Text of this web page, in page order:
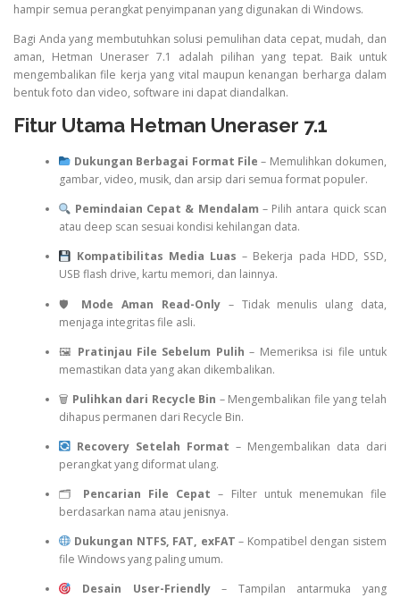
hampir semua perangkat penyimpanan yang digunakan di Windows.
Bagi Anda yang membutuhkan solusi pemulihan data cepat, mudah, dan
aman, Hetman Uneraser 7.1 adalah pilihan yang tepat. Baik untuk
mengembalikan file kerja yang vital maupun kenangan berharga dalam
bentuk foto dan video, software ini dapat diandalkan.
Fitur Utama Hetman Uneraser 7.1
Dukungan Berbagai Format File – Memulihkan dokumen,
gambar, video, musik, dan arsip dari semua format populer.
Pemindaian Cepat & Mendalam – Pilih antara quick scan
atau deep scan sesuai kondisi kehilangan data.
Kompatibilitas Media Luas – Bekerja pada HDD, SSD,
USB flash drive, kartu memori, dan lainnya.
🛡 Mode Aman Read-Only– Tidak menulis ulang data,
menjaga integritas file asli.
🖼 Pratinjau File Sebelum Pulih – Memeriksa isi file untuk
memastikan data yang akan dikembalikan.
🗑 Pulihkan dari Recycle Bin – Mengembalikan file yang telah
dihapus permanen dari Recycle Bin.
Recovery Setelah Format – Mengembalikan data dari
perangkat yang diformat ulang.
🗂 Pencarian File Cepat – Filter untuk menemukan file
berdasarkan nama atau jenisnya.
Dukungan NTFS, FAT, exFAT – Kompatibel dengan sistem
file Windows yang paling umum.
Desain User-Friendly– Tampilan antarmuka yang